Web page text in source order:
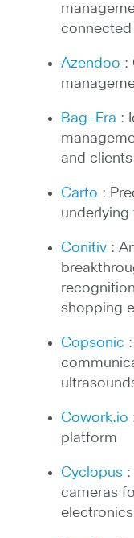
connected
Azendoo :
Bag-Era :
and clients
Carto :
Conitiv :
shopping
Copsonic
Cowork.io
platform
Cyclopus :
cameras